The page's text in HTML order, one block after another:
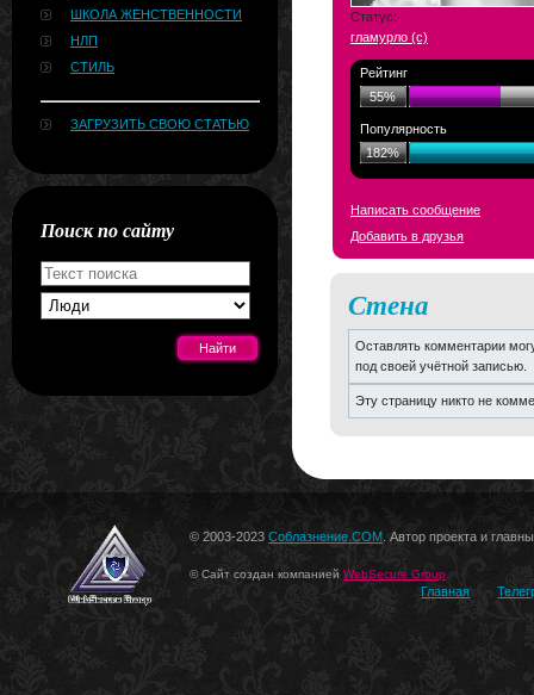
ШКОЛА ЖЕНСТВЕННОСТИ
НЛП
СТИЛЬ
ЗАГРУЗИТЬ СВОЮ СТАТЬЮ
Поиск по сайту
Статус:
гламурло (c)
Рейтинг
55%
Популярность
182%
Написать сообщение
Добавить в друзья
Стена
Оставлять комментарии
под своей учётной записью.
Эту страницу никто не
© 2003-2023 Соблазнение.COM . Автор проекта и
© Сайт создан компанией WebSecure Group
Главная